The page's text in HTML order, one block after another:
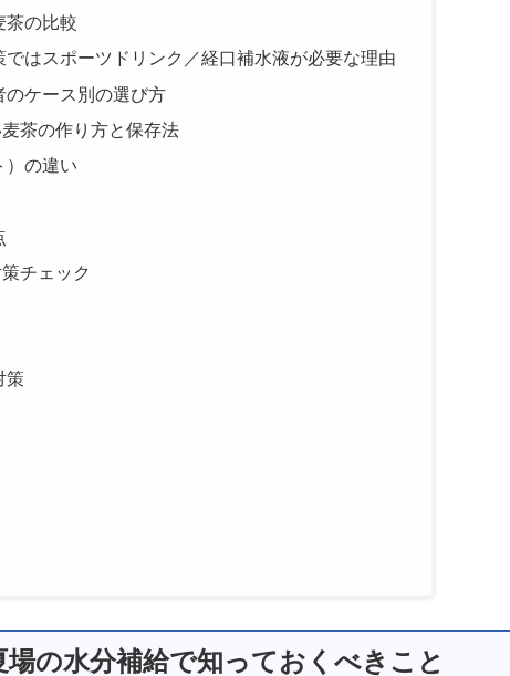
茶の比較
はスポーツドリンク／経口補水液が必要な理由
ケース別の選び方
茶の作り方と保存法
）の違い
チェック
策
の水分補給で知っておくべきこと